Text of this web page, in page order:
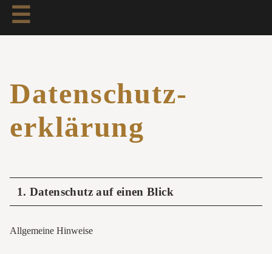
☰
Datenschutz­
erklärung
1. Datenschutz auf einen Blick
Allgemeine Hinweise